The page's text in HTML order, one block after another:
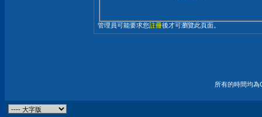
管理員可能要求您註冊後才可瀏覽此頁面。
所有的時間均為